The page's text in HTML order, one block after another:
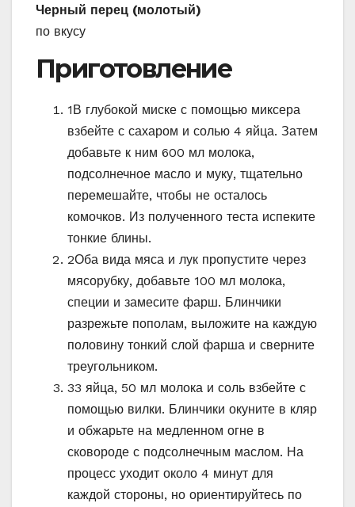
Черный перец (молотый)
по вкусу
Приготовление
1В глубокой миске с помощью миксера
взбейте с сахаром и солью 4 яйца. Затем
добавьте к ним 600 мл молока,
подсолнечное масло и муку, тщательно
перемешайте, чтобы не осталось
комочков. Из полученного теста испеките
тонкие блины.
2Оба вида мяса и лук пропустите через
мясорубку, добавьте 100 мл молока,
специи и замесите фарш. Блинчики
разрежьте пополам, выложите на каждую
половину тонкий слой фарша и сверните
треугольником.
33 яйца, 50 мл молока и соль взбейте с
помощью вилки. Блинчики окуните в кляр
и обжарьте на медленном огне в
сковороде с подсолнечным маслом. На
процесс уходит около 4 минут для
каждой стороны, но ориентируйтесь по